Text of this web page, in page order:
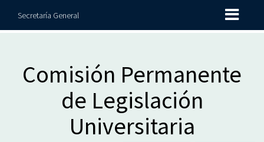
Secretaría General
Comisión Permanente
de Legislación
Universitaria